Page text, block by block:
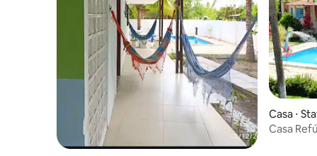
Casa ⋅
Casa